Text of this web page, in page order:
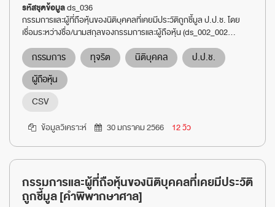
รหัสชุดข้อมูลds_036
กรรมการและผู้ที่ถือหุ้นของนิติบุคคลที่เคยมีประวัติถูกชี้มูล ป.ป.ช. โดย
เชื่อมระหว่างชื่อ/นามสกุลของกรรมการและผู้ถือหุ้น (ds_002_002...
กรรมการ ทุจริต นิติบุคคล
ป.ป.ช.
ผู้ถือหุ้น
CSV
ข้อมูลวิเคราะห์ 30 มกราคม 2566 12 วิว
กรรมการและผู้ที่ถือหุ้นของนิติบุคคลที่เคยมีประวัติ
ถูกชี้มูล [คำพิพากษาศาล]